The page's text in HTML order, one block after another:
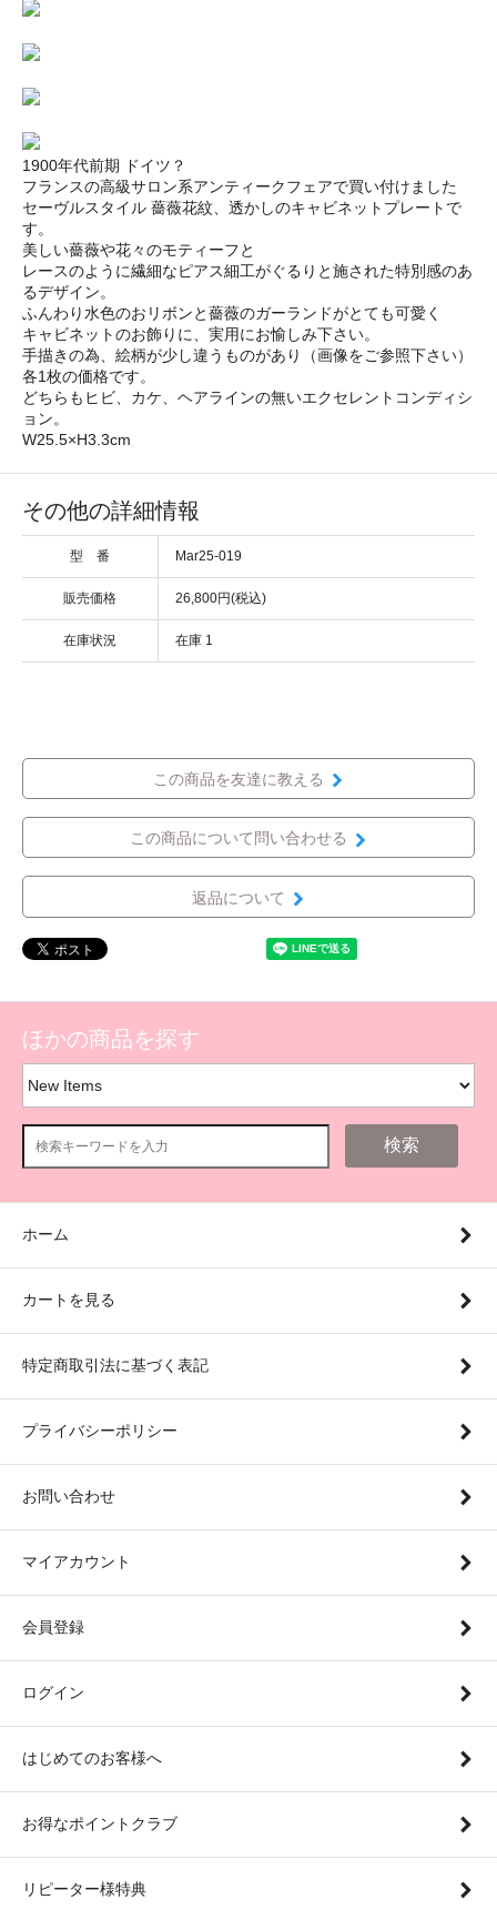
1900年代前期 ドイツ？
フランスの高級サロン系アンティークフェアで買い付けました
セーヴルスタイル 薔薇花紋、透かしのキャビネットプレートで
す。
美しい薔薇や花々のモティーフと
レースのように繊細なピアス細工がぐるりと施された特別感のあ
るデザイン。
ふんわり水色のおリボンと薔薇のガーランドがとても可愛く
キャビネットのお飾りに、実用にお愉しみ下さい。
手描きの為、絵柄が少し違うものがあり（画像をご参照下さい）
各1枚の価格です。
どちらもヒビ、カケ、ヘアラインの無いエクセレントコンディシ
ョン。
W25.5×H3.3cm
その他の詳細情報
型 番 Mar25-019
販売価格 26,800円(税込)
在庫状況 在庫 1
この商品を友達に教える
この商品について問い合わせる
返品について
ほかの商品を探す
検索
ホーム
カートを見る
特定商取引法に基づく表記
プライバシーポリシー
お問い合わせ
マイアカウント
会員登録
ログイン
はじめてのお客様へ
お得なポイントクラブ
リピーター様特典